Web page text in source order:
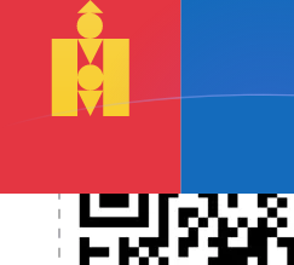
l'argent à l'étranger sans frais
l'application dès aujourd'hui !